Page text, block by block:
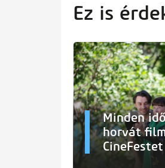
Ez is
Minden
horvát
CineFestet